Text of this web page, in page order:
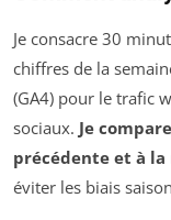
Je consacre 30
chiffres de la
(GA4) pour le trafic
sociaux. Je
précédente et à
éviter les biais